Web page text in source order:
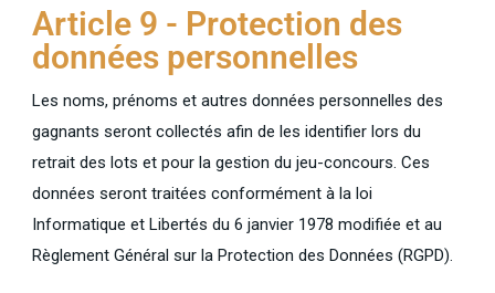
Article 9 - Protection des
données personnelles
Les noms, prénoms et autres données personnelles des
gagnants seront collectés afin de les identifier lors du
retrait des lots et pour la gestion du jeu-concours. Ces
données seront traitées conformément à la loi
Informatique et Libertés du 6 janvier 1978 modifiée et au
Règlement Général sur la Protection des Données (RGPD).